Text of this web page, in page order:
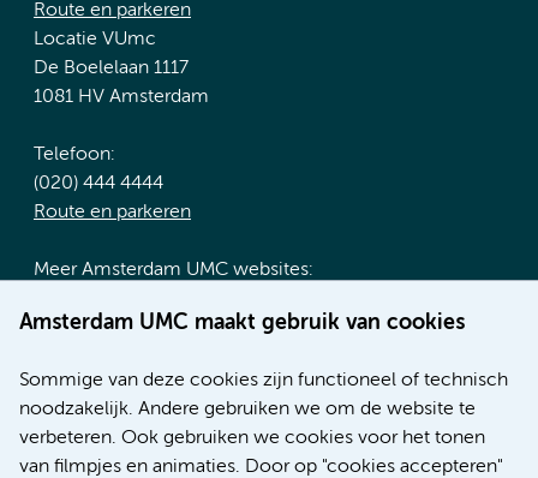
Amsterdam UMC maakt gebruik van cookies
Sommige van deze cookies zijn functioneel of technisch
noodzakelijk. Andere gebruiken we om de website te
verbeteren. Ook gebruiken we cookies voor het tonen
van filmpjes en animaties. Door op "cookies accepteren"
Route en parkeren
Locatie VUmc
De Boelelaan 1117
1081 HV Amsterdam
Telefoon:
(020) 444 4444
Route en parkeren
Meer Amsterdam UMC websites:
Werken bij Amsterdam UMC
Nieuws
Research
Educatie locatie AMC
Educatie locatie VUmc